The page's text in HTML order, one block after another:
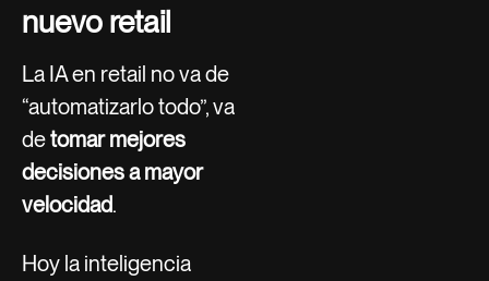
nuevo retail
La IA en retail no va de
“automatizarlo todo”, va
detomar mejores
decisiones a mayor
velocidad.
Hoy la inteligencia